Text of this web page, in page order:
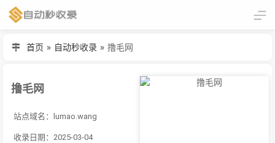
首页 » 自动秒收录 » 撸毛网
撸毛网
站点域名：lumao.wang
收录日期：2025-03-04